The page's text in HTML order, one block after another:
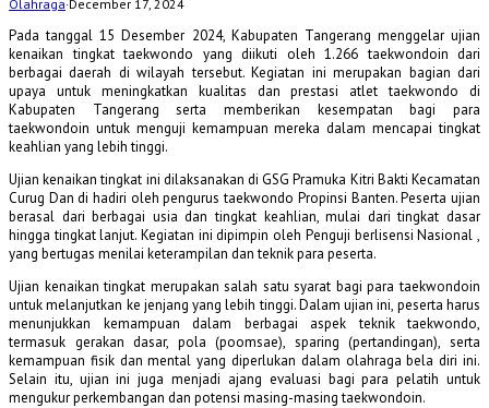
Olahraga·December 17, 2024
Pada tanggal 15 Desember 2024, Kabupaten Tangerang menggelar ujian
kenaikan tingkat taekwondo yang diikuti oleh 1.266 taekwondoin dari
berbagai daerah di wilayah tersebut. Kegiatan ini merupakan bagian dari
upaya untuk meningkatkan kualitas dan prestasi atlet taekwondo di
Kabupaten Tangerang serta memberikan kesempatan bagi para
taekwondoin untuk menguji kemampuan mereka dalam mencapai tingkat
keahlian yang lebih tinggi.
Ujian kenaikan tingkat ini dilaksanakan di GSG Pramuka Kitri Bakti Kecamatan
Curug Dan di hadiri oleh pengurus taekwondo Propinsi Banten. Peserta ujian
berasal dari berbagai usia dan tingkat keahlian, mulai dari tingkat dasar
hingga tingkat lanjut. Kegiatan ini dipimpin oleh Penguji berlisensi Nasional ,
yang bertugas menilai keterampilan dan teknik para peserta.
Ujian kenaikan tingkat merupakan salah satu syarat bagi para taekwondoin
untuk melanjutkan ke jenjang yang lebih tinggi. Dalam ujian ini, peserta harus
menunjukkan kemampuan dalam berbagai aspek teknik taekwondo,
termasuk gerakan dasar, pola (poomsae), sparing (pertandingan), serta
kemampuan fisik dan mental yang diperlukan dalam olahraga bela diri ini.
Selain itu, ujian ini juga menjadi ajang evaluasi bagi para pelatih untuk
mengukur perkembangan dan potensi masing-masing taekwondoin.